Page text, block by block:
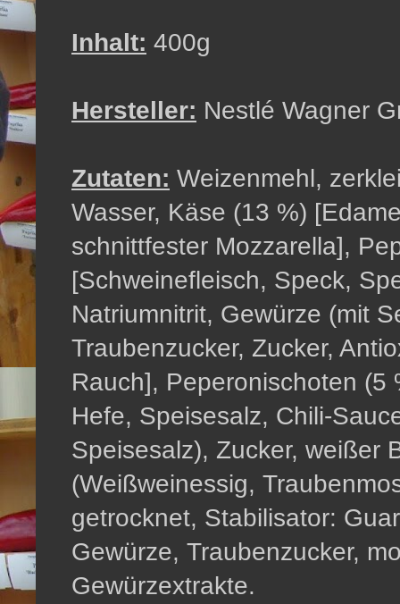
Inhalt: 400g
Hersteller: Nestlé Wagner
Zutaten: Weizenmehl,
Wasser, Käse (13 %)
schnittfester Mozzarella],
[Schweinefleisch, Speck,
Natriumnitrit, Gewürze (mit
Traubenzucker, Zucker,
Rauch], Peperonischoten (5
Hefe, Speisesalz, Chili-
Speisesalz), Zucker, weißer
(Weißweinessig,
getrocknet, Stabilisator:
Gewürze, Traubenzucker,
Gewürzextrakte.